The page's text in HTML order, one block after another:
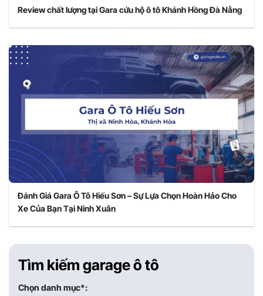
Review chất lượng tại Gara cứu hộ ô tô Khánh Hồng Đà Nẵng
Đánh Giá Gara Ô Tô Hiếu Sơn – Sự Lựa Chọn Hoàn Hảo Cho
Xe Của Bạn Tại Ninh Xuân
Tìm kiếm garage ô tô
Chọn danh mục*: